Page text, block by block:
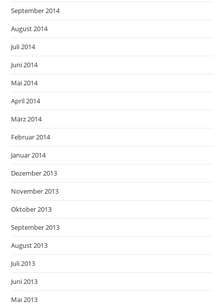
September 2014
August 2014
Juli 2014
Juni 2014
Mai 2014
April 2014
März 2014
Februar 2014
Januar 2014
Dezember 2013
November 2013
Oktober 2013
September 2013
August 2013
Juli 2013
Juni 2013
Mai 2013